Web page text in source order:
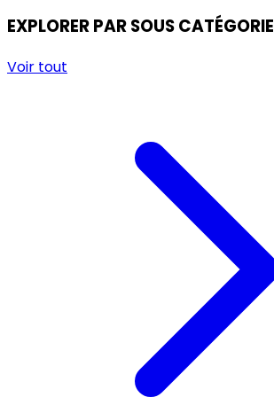
EXPLORER PAR SOUS CATÉGORIE
Voir tout